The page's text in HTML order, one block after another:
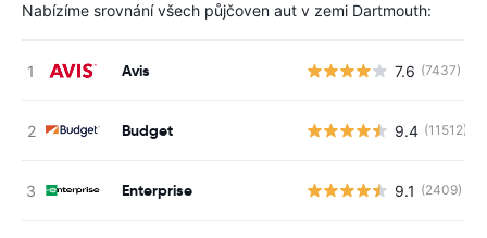
Nabízíme srovnání všech půjčoven aut v zemi Dartmouth:
Avis 7.6 (7437)
Budget 9.4 (11512)
Enterprise 9.1 (2409)